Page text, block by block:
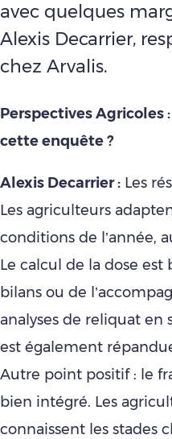
avec quelques
Alexis Decarrier,
chez Arvalis.
Perspectives Agricoles
cette enquête ?
Alexis Decarrier : Les
Les agriculteurs
conditions de l’année,
Le calcul de la dose est
bilans ou de
analyses de reliquat en
est également
Autre point positif : le
bien intégré. Les
connaissent les stades